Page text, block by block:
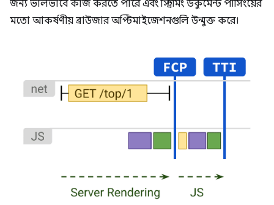
জন্য ভালভাবে কাজ করতে পারে এবং স্ট্রিমিং ডকুমেন্ট পার্সিংয়ের
মতো আকর্ষণীয় ব্রাউজার অপ্টিমাইজেশনগুলি উন্মুক্ত করে।